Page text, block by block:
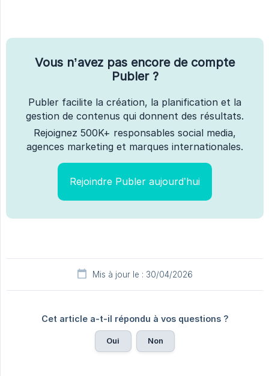
Vous n’avez pas encore de compte
Publer ?
Publer facilite la création, la planification et la
gestion de contenus qui donnent des résultats.
Rejoignez 500K+ responsables social media,
agences marketing et marques internationales.
Rejoindre Publer aujourd’hui
Mis à jour le : 30/04/2026
Cet article a-t-il répondu à vos questions ?
Oui Non